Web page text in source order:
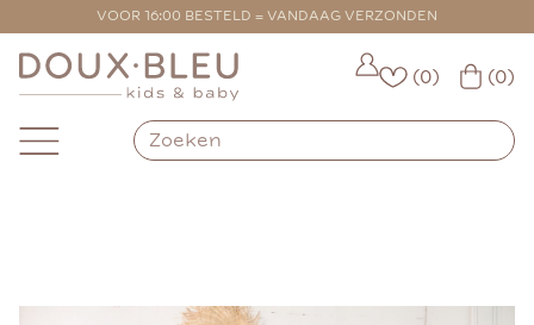
VOOR 16:00 BESTELD = VANDAAG VERZONDEN
(0) (0)